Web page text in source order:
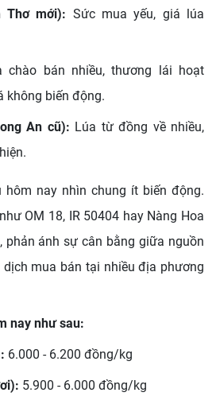
Thơ mới): Sức mua yếu, giá lúa
chào bán nhiều, thương lái hoạt
không biến động.
An cũ): Lúa từ đồng về nhiều,
hôm nay nhìn chung ít biến động.
OM 18, IR 50404 hay Nàng Hoa
ánh sự cân bằng giữa nguồn
mua bán tại nhiều địa phương
nay như sau:
6.000 - 6.200 đồng/kg
5.900 - 6.000 đồng/kg